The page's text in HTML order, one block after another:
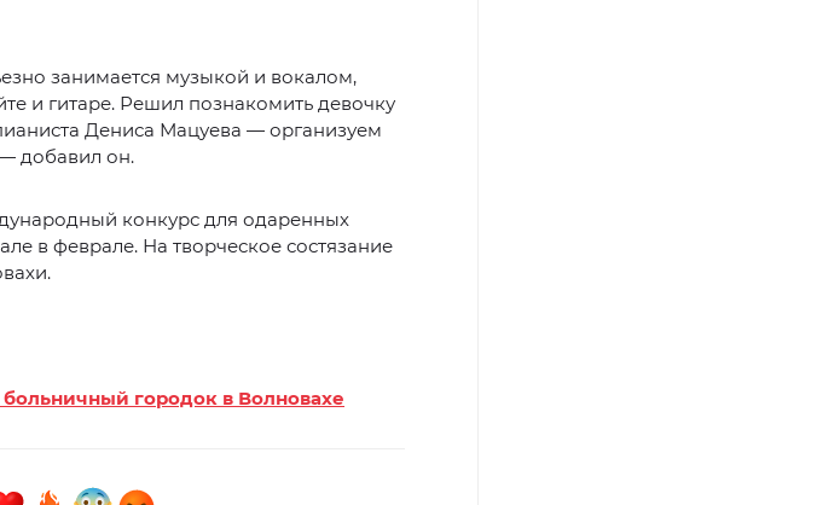
занимается музыкой и вокалом,
и гитаре. Решил познакомить девочку
Дениса Мацуева — организуем
добавил он.
конкурс для одаренных
в феврале. На творческое состязание
городок в Волновахе